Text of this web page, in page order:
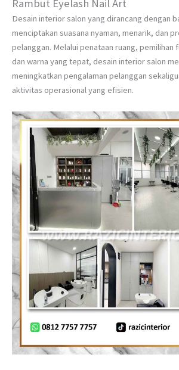
Rambut Eyelash Nail Art
Desain interior salon yang dirancang dengan
menciptakan suasana nyaman, menarik, dan
pelanggan. Melalui penataan ruang, pemilihan
dan warna yang tepat, desain interior salon
meningkatkan pengalaman pelanggan
aktivitas operasional yang efisien.